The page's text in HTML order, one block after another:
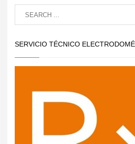
SERVICIO TÉCNICO